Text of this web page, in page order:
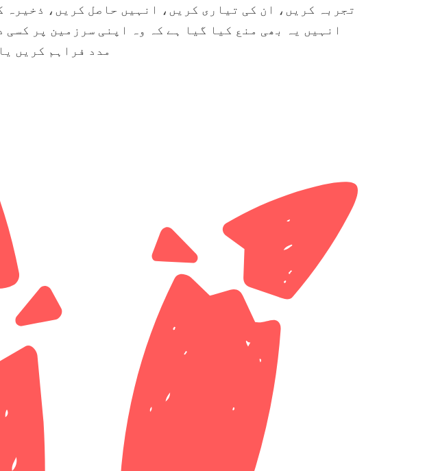
تجربہ کریں، ان کی تیاری کریں، انہیں حاصل کریں،
انہیں یہ بھی منع کیا گیا ہے کہ وہ اپنی سرزمین پر
مدد فراہم کریں